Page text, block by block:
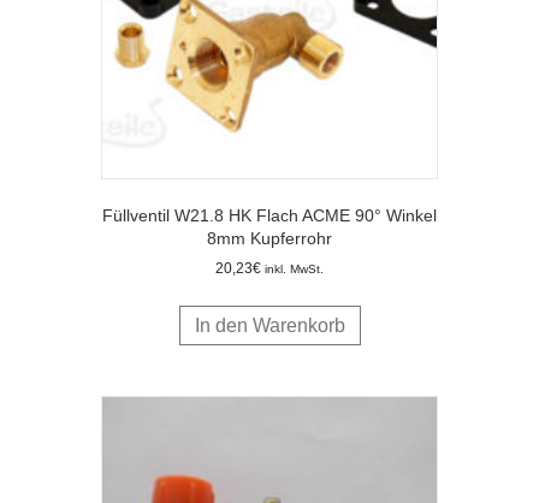
Füllventil W21.8 HK Flach ACME 90° Winkel
8mm Kupferrohr
20,23€ inkl. MwSt.
In den Warenkorb